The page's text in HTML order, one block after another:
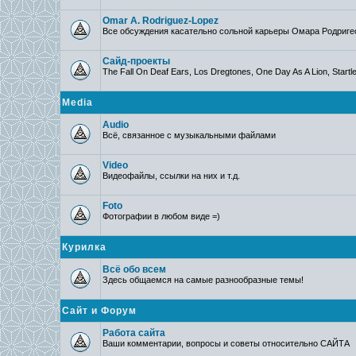
Omar A. Rodriguez-Lopez
Все обсуждения касательно сольной карьеры Омара
Сайд-проекты
The Fall On Deaf Ears, Los Dregtones, One Day As A Lion,
Media
Audio
Всё, связанное с музыкальными файлами
Video
Видеофайлы, ссылки на них и т.д.
Foto
Фотографии в любом виде =)
Курилка
Всё обо всем
Здесь общаемся на самые разнообразные темы!
Сайт и Форум
Работа сайта
Ваши комментарии, вопросы и советы относительно САЙТА